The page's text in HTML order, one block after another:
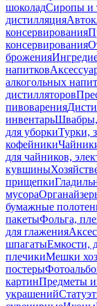
шоколадСиропы и
дистилляция
консервирования
консервирования
брожения
напитков
алкогольных
дистилляторов
пивоварения
инвентарьШвабры,
для уборкиТурки,
кофейники
для чайников,
кувшины
прищепки
мусора
бумажные
пакетыФольга,
для глажения
шпагатыЕмкости,
плечикиМешки
постеры
картинПредметы
украшений